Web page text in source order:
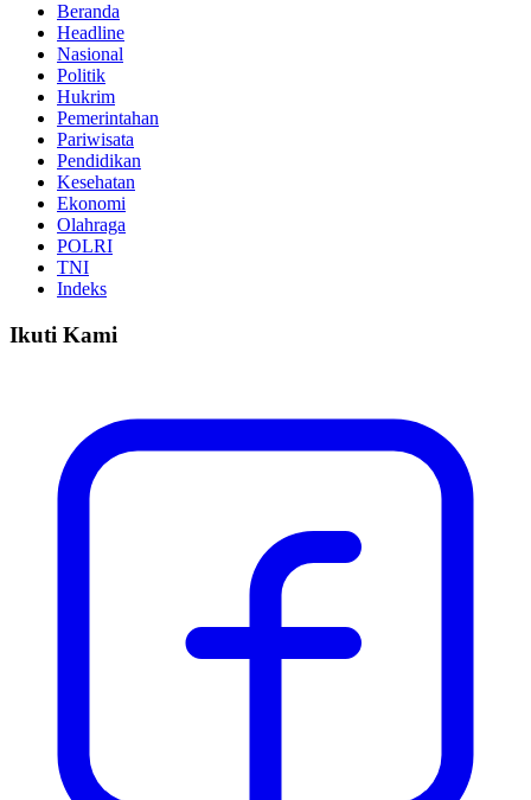
Beranda
Headline
Nasional
Politik
Hukrim
Pemerintahan
Pariwisata
Pendidikan
Kesehatan
Ekonomi
Olahraga
POLRI
TNI
Indeks
Ikuti Kami